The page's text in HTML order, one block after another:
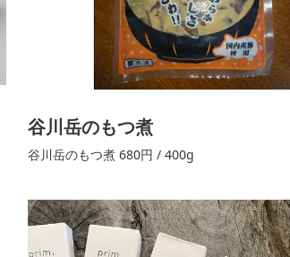
谷川岳のもつ煮
谷川岳のもつ煮 680円 / 400g